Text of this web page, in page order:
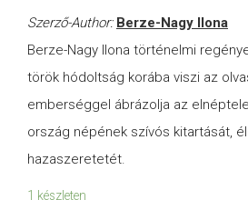
Szerző-Author: Berze-Nagy Ilona
Berze-Nagy Ilona történelmi
török hódoltság korába viszi az
emberséggel ábrázolja az
ország népének szívós kitartását,
hazaszeretetét.
1 készleten